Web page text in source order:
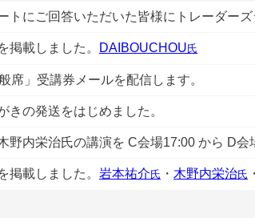
にご回答いただいた皆様にトレーダーズ
載しました。 DAIBOUCHOU氏
」受講券メールを配信します。
の発送をはじめました。
内栄治氏の講演を C会場17:00 から D会
載しました。 岩本祐介氏 ・ 木野内栄治氏 ・